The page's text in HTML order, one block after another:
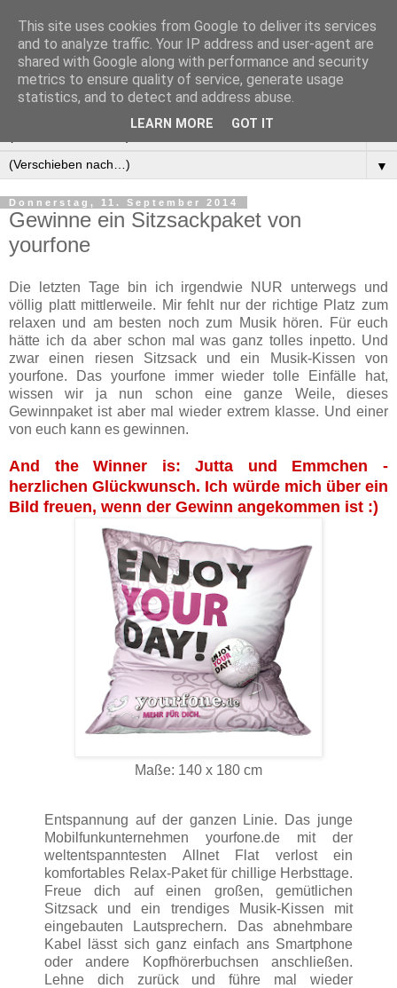
Manus Testwelt, alles
außer langweilig
▼
Donnerstag, 11. September 2014
Gewinne ein Sitzsackpaket von
yourfone
Die letzten Tage bin ich irgendwie NUR unterwegs und
völlig platt mittlerweile. Mir fehlt nur der richtige Platz zum
relaxen und am besten noch zum Musik hören. Für euch
hätte ich da aber schon mal was ganz tolles inpetto. Und
zwar einen riesen Sitzsack und ein Musik-Kissen von
yourfone. Das yourfone immer wieder tolle Einfälle hat,
wissen wir ja nun schon eine ganze Weile, dieses
Gewinnpaket ist aber mal wieder extrem klasse. Und einer
von euch kann es gewinnen.
And the Winner is: Jutta und Emmchen -
herzlichen Glückwunsch. Ich würde mich über ein
Bild freuen, wenn der Gewinn angekommen ist :)
Maße: 140 x 180 cm
Entspannung auf der ganzen Linie. Das junge
Mobilfunkunternehmen yourfone.de mit der
weltentspanntesten Allnet Flat verlost ein
komfortables Relax-Paket für chillige Herbsttage.
Freue dich auf einen großen, gemütlichen
Sitzsack und ein trendiges Musik-Kissen mit
eingebauten Lautsprechern. Das abnehmbare
Kabel lässt sich ganz einfach ans Smartphone
oder andere Kopfhörerbuchsen anschließen.
Lehne dich zurück und führe mal wieder
This site uses cookies from Google to deliver its services
and to analyze traffic. Your IP address and user-agent are
shared with Google along with performance and security
metrics to ensure quality of service, generate usage
statistics, and to detect and address abuse.
LEARN MORE GOT IT